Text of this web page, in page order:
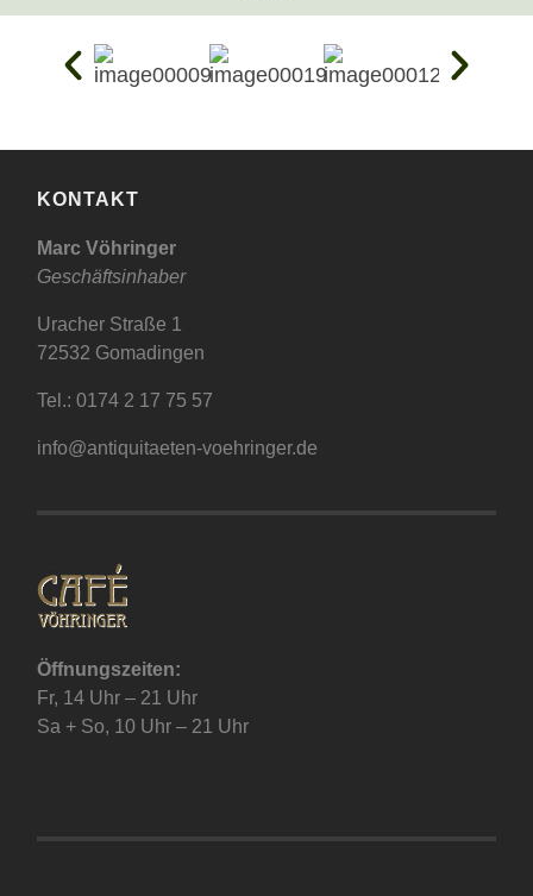
KONTAKT
Marc Vöhringer
Geschäftsinhaber
Uracher Straße 1
72532 Gomadingen
Tel.:0174 2 17 75 57
info@antiquitaeten-voehringer.de
Öffnungszeiten:
Fr, 14 Uhr – 21 Uhr
Sa + So, 10 Uhr – 21 Uhr